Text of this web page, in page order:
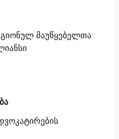
მაუწყებელთა